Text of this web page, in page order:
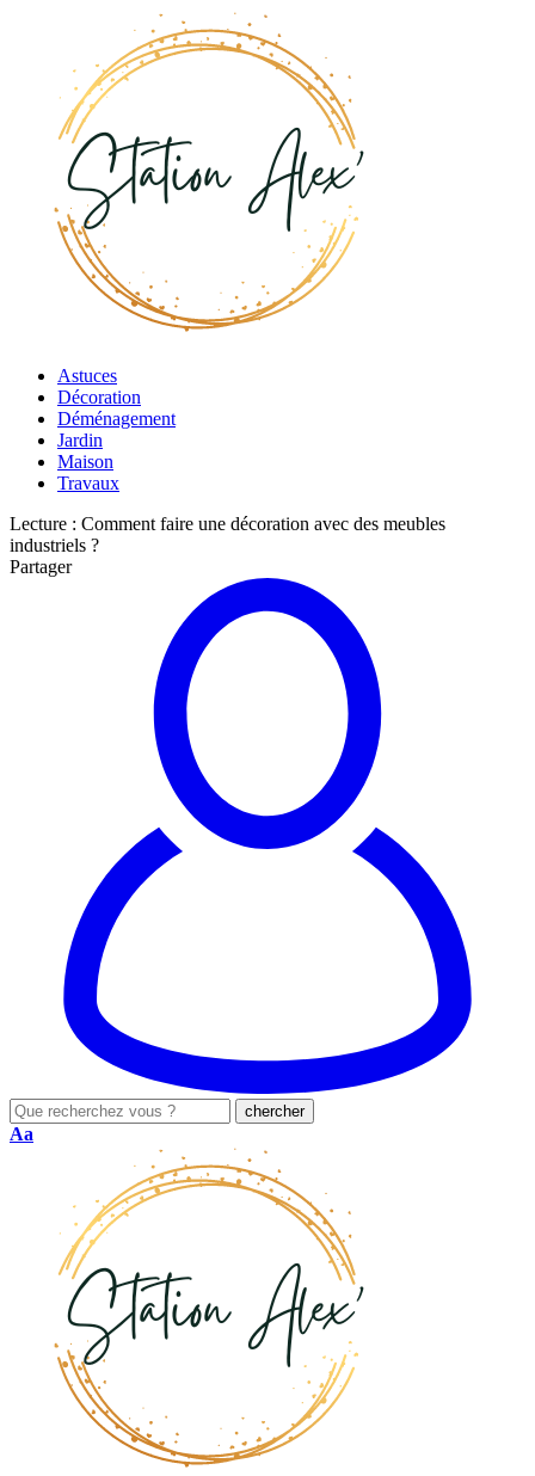
Astuces
Décoration
Déménagement
Jardin
Maison
Travaux
Lecture : Comment faire une décoration avec des meubles
industriels ?
Partager
Aa